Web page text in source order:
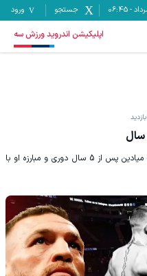
-
06:45 جستجو ورود
اپلیکیشن اندروید ورزش سه
بازدید
سازمان UFC رسماً از بازگشت کانر مک‌گرگور به میادین پس از 5 سال دوری و مبارزه او با